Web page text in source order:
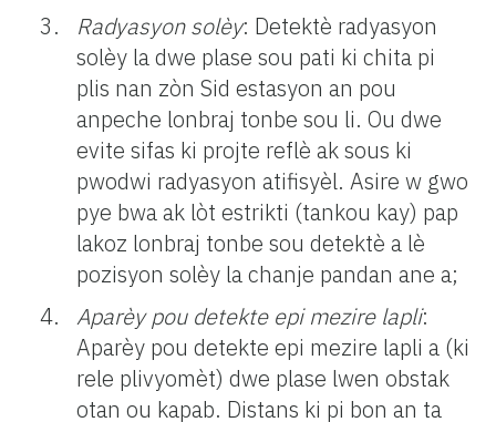
Radyasyon solèy: Detektè radyasyon
solèy la dwe plase sou pati ki chita pi
plis nan zòn Sid estasyon an pou
anpeche lonbraj tonbe sou li. Ou dwe
evite sifas ki projte reflè ak sous ki
pwodwi radyasyon atifisyèl. Asire w gwo
pye bwa ak lòt estrikti (tankou kay) pap
lakoz lonbraj tonbe sou detektè a lè
pozisyon solèy la chanje pandan ane a;
Aparèy pou detekte epi mezire lapli:
Aparèy pou detekte epi mezire lapli a (ki
rele plivyomèt) dwe plase lwen obstak
otan ou kapab. Distans ki pi bon an ta